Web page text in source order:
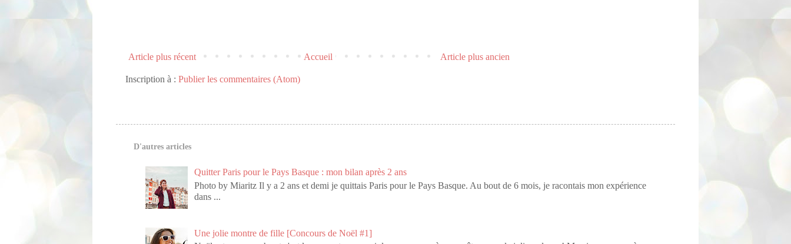
Article plus récent Article plus ancien
Accueil
Inscription à : Publier les commentaires (Atom)
D'autres articles
Quitter Paris pour le Pays Basque : mon bilan après 2 ans
Photo by Miaritz Il y a 2 ans et demi je quittais Paris pour le Pays Basque. Au bout de 6 mois, je racontais mon expérience
dans ...
Une jolie montre de fille [Concours de Noël #1]